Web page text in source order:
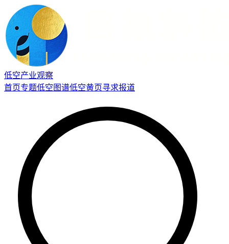
低空产业观察
首页专题低空图谱低空黄页寻求报道